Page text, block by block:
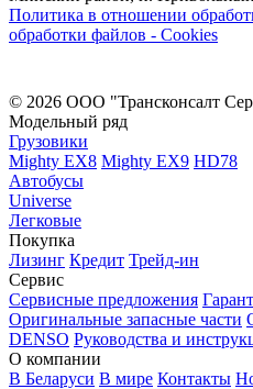
Политика в отношении
обработки файлов - Cookies
© 2026 ООО "Трансконсалт
Модельный ряд
Грузовики
Mighty EX8 Mighty EX9 HD78
Автобусы
Universe
Легковые
Покупка
Лизинг Кредит Трейд-ин
Сервис
Сервисные предложения
Оригинальные запасные части
DENSO Руководства и
О компании
В Беларуси В мире Контакты